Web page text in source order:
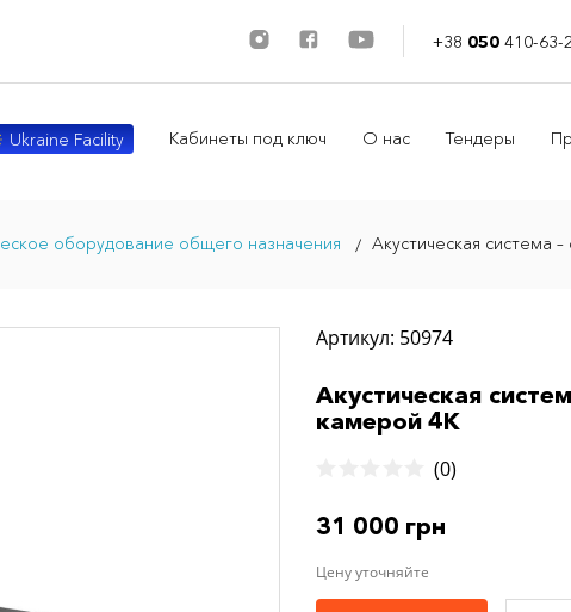
+38 050 410-63-
Ukraine Facility Кабинеты под ключ О нас Тендеры
оборудование общего назначения Акустическая система
Артикул: 50974
Акустическая
камерой 4К
(0)
31 000 грн
Цену уточняйте